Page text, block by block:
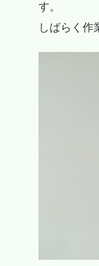
す。
しばらく作